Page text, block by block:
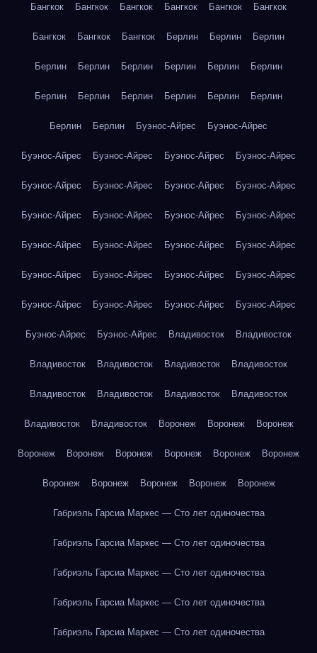
Бангкок Бангкок Бангкок Бангкок Бангкок Бангкок
Бангкок Бангкок Бангкок Берлин Берлин Берлин
Берлин Берлин Берлин Берлин Берлин Берлин
Берлин Берлин Берлин Берлин Берлин Берлин
Берлин Берлин Буэнос-Айрес Буэнос-Айрес
Буэнос-Айрес Буэнос-Айрес Буэнос-Айрес Буэнос-Айрес
Буэнос-Айрес Буэнос-Айрес Буэнос-Айрес Буэнос-Айрес
Буэнос-Айрес Буэнос-Айрес Буэнос-Айрес Буэнос-Айрес
Буэнос-Айрес Буэнос-Айрес Буэнос-Айрес Буэнос-Айрес
Буэнос-Айрес Буэнос-Айрес Буэнос-Айрес Буэнос-Айрес
Буэнос-Айрес Буэнос-Айрес Буэнос-Айрес Буэнос-Айрес
Буэнос-Айрес Буэнос-Айрес Владивосток Владивосток
Владивосток Владивосток Владивосток Владивосток
Владивосток Владивосток Владивосток Владивосток
Владивосток Владивосток Воронеж Воронеж Воронеж
Воронеж Воронеж Воронеж Воронеж Воронеж Воронеж
Воронеж Воронеж Воронеж Воронеж Воронеж
Габриэль Гарсиа Маркес — Сто лет одиночества
Габриэль Гарсиа Маркес — Сто лет одиночества
Габриэль Гарсиа Маркес — Сто лет одиночества
Габриэль Гарсиа Маркес — Сто лет одиночества
Габриэль Гарсиа Маркес — Сто лет одиночества